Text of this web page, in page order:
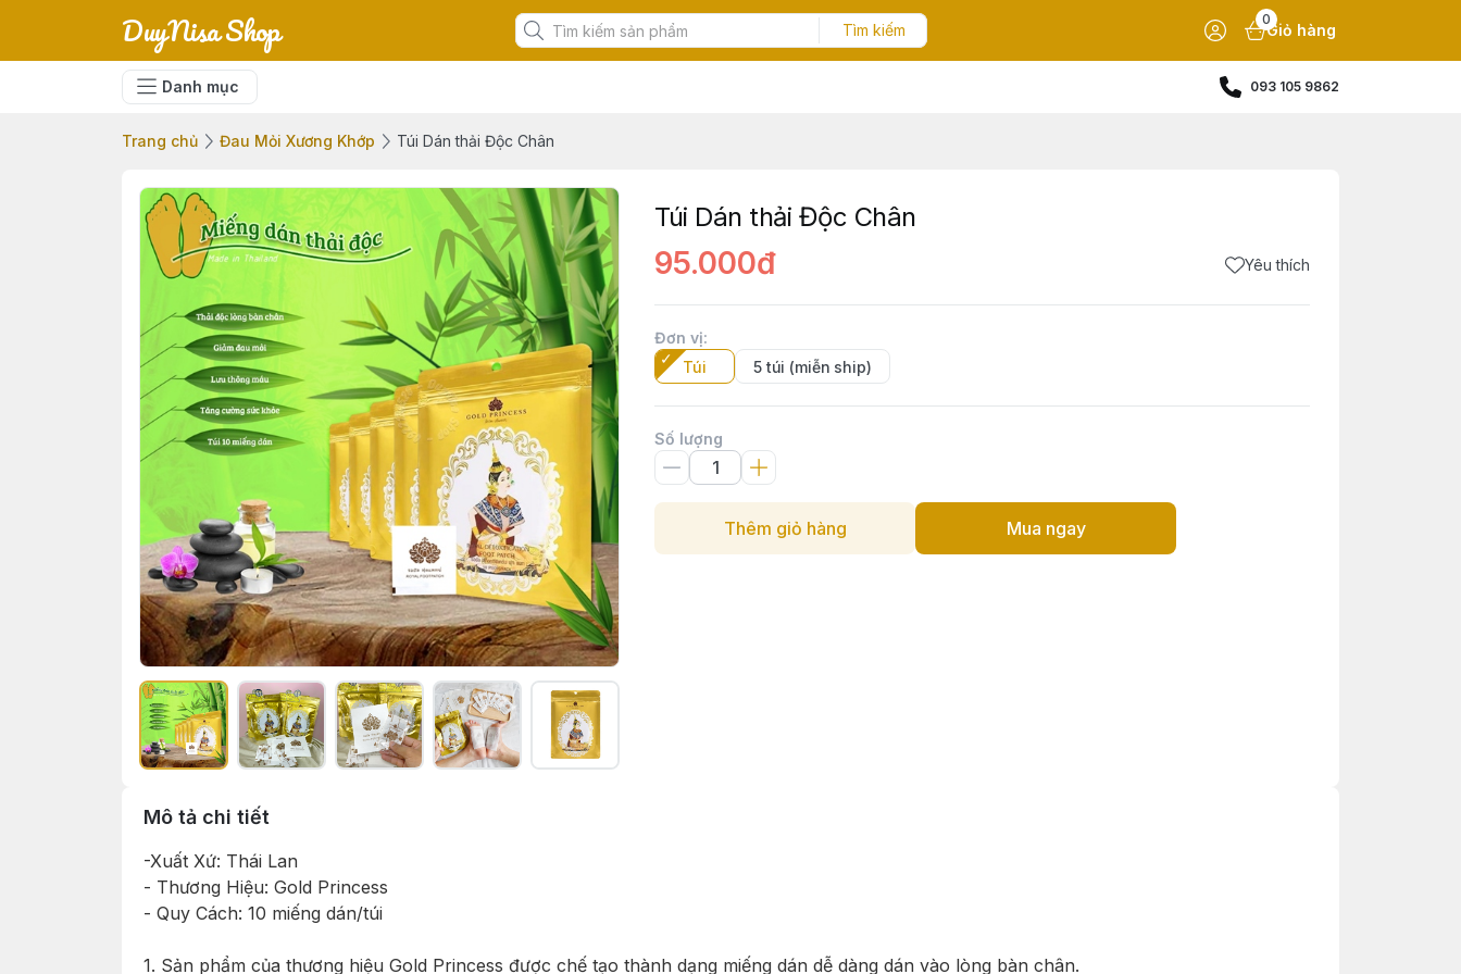
DuyNisa Shop Tìm kiếm
0
Giỏ hàng
Danh mục 093 105 9862
Trang chủ Đau Mỏi Xương Khớp Túi Dán thải Độc Chân
Túi Dán thải Độc Chân
95.000đ Yêu thích
Đơn vị:
Túi
5 túi (miễn ship)
Số lượng
Thêm giỏ hàng Mua ngay
Mô tả chi tiết
-Xuất Xứ: Thái Lan
- Thương Hiệu: Gold Princess
- Quy Cách: 10 miếng dán/túi
1. Sản phẩm của thương hiệu Gold Princess được chế tạo thành dạng miếng dán dễ dàng dán vào lòng bàn chân.